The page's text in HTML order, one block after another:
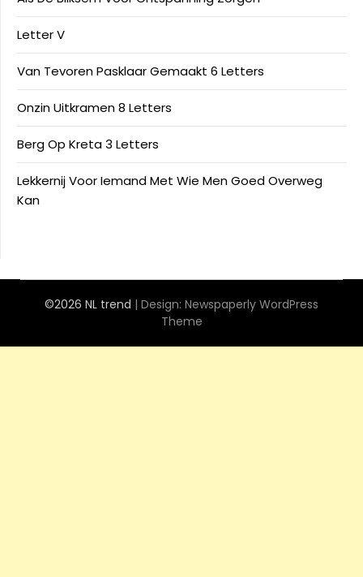
Letter V
Van Tevoren Pasklaar Gemaakt 6 Letters
Onzin Uitkramen 8 Letters
Berg Op Kreta 3 Letters
Lekkernij Voor Iemand Met Wie Men Goed Overweg
Kan
©2026 NL trend | Design: Newspaperly WordPress
Theme